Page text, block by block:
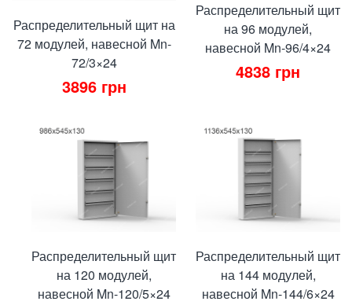
Распределительный щит на
72 модулей, навесной Mn-
72/3×24
3896 грн
Распределительный щит
на 96 модулей,
навесной Mn-96/4×24
4838 грн
Распределительный щит
на 120 модулей,
навесной Mn-120/5×24
Распределительный щит
на 144 модулей,
навесной Mn-144/6×24